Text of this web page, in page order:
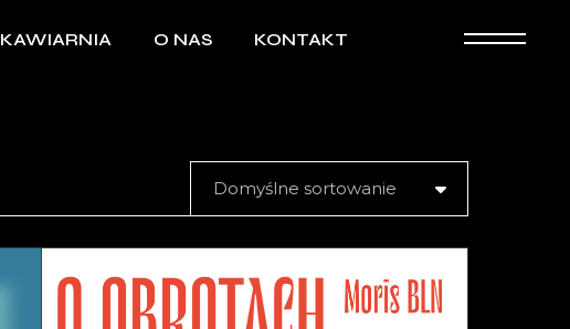
KAWIARNIA O NAS KONTAKT
Domyślne sortowanie